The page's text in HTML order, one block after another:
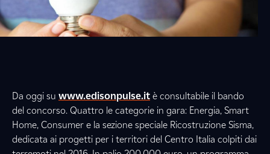
Da oggi su www.edisonpulse.it è consultabile il bando
del concorso. Quattro le categorie in gara: Energia, Smart
Home, Consumer e la sezione speciale Ricostruzione Sisma,
dedicata ai progetti per i territori del Centro Italia colpiti dai